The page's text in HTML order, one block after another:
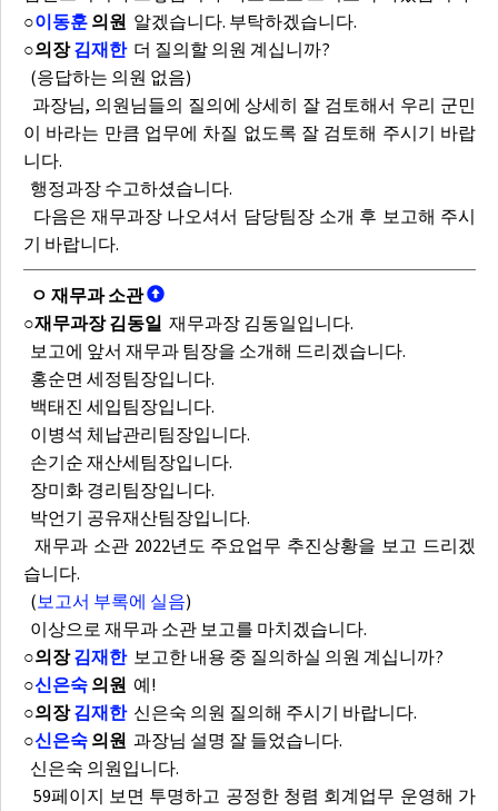
○이동훈 의원 알겠습니다. 부탁하겠습니다.
○의장김재한더 질의할 의원 계십니까?
(응답하는 의원 없음)
과장님, 의원님들의 질의에 상세히 잘 검토해서 우리 군민
이 바라는 만큼 업무에 차질 없도록 잘 검토해 주시기 바랍
니다.
행정과장 수고하셨습니다.
다음은 재무과장 나오셔서 담당팀장 소개 후 보고해 주시
기 바랍니다.
ㅇ 재무과 소관
○재무과장 김동일 재무과장 김동일입니다.
보고에 앞서 재무과 팀장을 소개해 드리겠습니다.
홍순면 세정팀장입니다.
백태진 세입팀장입니다.
이병석 체납관리팀장입니다.
손기순 재산세팀장입니다.
장미화 경리팀장입니다.
박언기 공유재산팀장입니다.
재무과 소관 2022년도 주요업무 추진상황을 보고 드리겠
습니다.
(보고서 부록에 실음)
이상으로 재무과 소관 보고를 마치겠습니다.
○의장김재한보고한 내용 중 질의하실 의원 계십니까?
○신은숙 의원 예!
○의장김재한신은숙 의원 질의해 주시기 바랍니다.
○신은숙 의원 과장님 설명 잘 들었습니다.
신은숙 의원입니다.
59페이지 보면 투명하고 공정한 청렴 회계업무 운영해 가